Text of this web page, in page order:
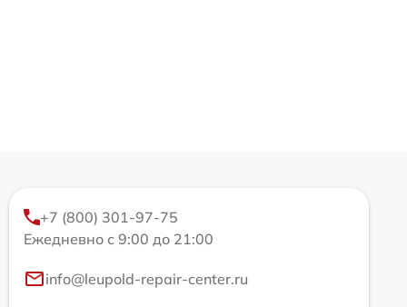
+7 (800) 301-97-75
Ежедневно с 9:00 до 21:00
info@leupold-repair-center.ru